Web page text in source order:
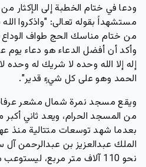
ودعا في ختام الخطبة إلى الإكثار
مستشهداً بقوله تعالى: "واذكروا
من ختام مناسك الحج طواف الوداع
وأكد أن أفضل الدعاء هو دعاء يوم
إله إلا الله وحده لا شريك له وحده
الحمد وهو على كل شيءٍ قدير".
من المسجد الحرام، ويعد ثاني
بعدما شهد توسعات متتالية منذ
الملك عبدالعزيز بن عبدالرحمن
نحو 110 آلاف متر مربع، ليستوعب مئات الآلاف من المصلين.